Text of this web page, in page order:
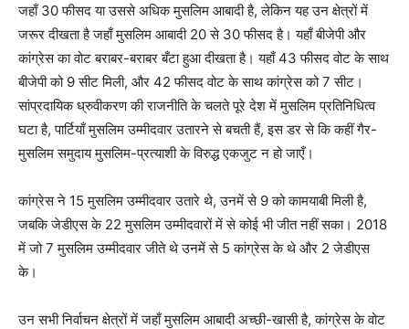
जहाँ 30 फीसद या उससे अधिक मुसलिम आबादी है, लेकिन यह उन क्षेत्रों में
जरूर दीखता है जहाँ मुसलिम आबादी 20 से 30 फीसद है। यहाँ बीजेपी और
कांग्रेस का वोट बराबर-बराबर बँटा हुआ दीखता है। यहाँ 43 फीसद वोट के साथ
बीजेपी को 9 सीट मिली, और 42 फीसद वोट के साथ कांग्रेस को 7 सीट।
सांप्रदायिक ध्रुवीकरण की राजनीति के चलते पूरे देश में मुसलिम प्रतिनिधित्व
घटा है, पार्टियाँ मुसलिम उम्मीदवार उतारने से बचती हैं, इस डर से कि कहीं गैर-
मुसलिम समुदाय मुसलिम-प्रत्याशी के विरुद्ध एकजुट न हो जाएँ।
कांग्रेस ने 15 मुसलिम उम्मीदवार उतारे थे, उनमें से 9 को कामयाबी मिली है,
जबकि जेडीएस के 22 मुसलिम उम्मीदवारों में से कोई भी जीत नहीं सका। 2018
में जो 7 मुसलिम उम्मीदवार जीते थे उनमें से 5 कांग्रेस के थे और 2 जेडीएस
के।
उन सभी निर्वाचन क्षेत्रों में जहाँ मुसलिम आबादी अच्छी-खासी है, कांग्रेस के वोट